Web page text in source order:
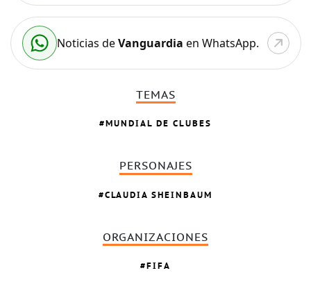
Noticias deVanguardia en WhatsApp.
TEMAS
MUNDIAL DE CLUBES
PERSONAJES
CLAUDIA SHEINBAUM
ORGANIZACIONES
FIFA